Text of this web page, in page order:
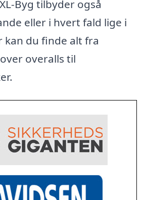
Byg tilbyder også
eller i hvert fald lige i
du finde alt fra
overalls til